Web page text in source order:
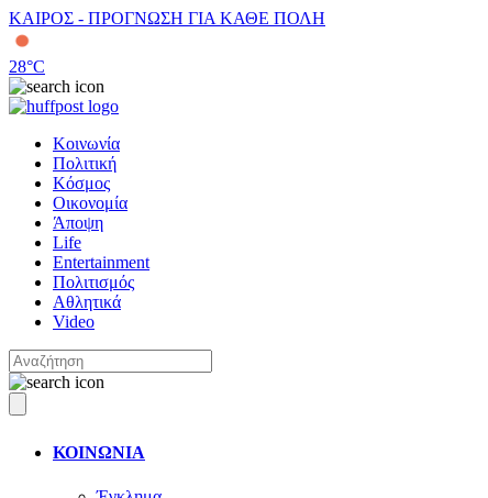
ΚΑΙΡΟΣ - ΠΡΟΓΝΩΣΗ ΓΙΑ ΚΑΘΕ ΠΟΛΗ
28°C
Κοινωνία
Πολιτική
Κόσμος
Οικονομία
Άποψη
Life
Entertainment
Πολιτισμός
Αθλητικά
Video
ΚΟΙΝΩΝΙΑ